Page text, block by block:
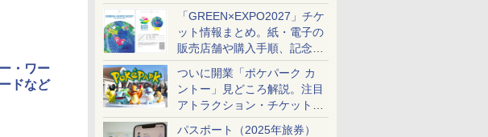
め
「GREEN×EXPO2027」チケ
ット情報まとめ。紙・電子の
販売店舗や購入手順、記念チ
ケットも解説
ついに開業「ポケパーク カ
ントー」見どころ解説。注目
アトラクション・チケット手
配・来場前に必要な準備は？
パスポート（2025年旅券）
・ワー
ドなど